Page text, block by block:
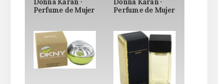
Donna Karan ·
Perfume de Mujer
Donna Karan ·
Perfume de Mujer